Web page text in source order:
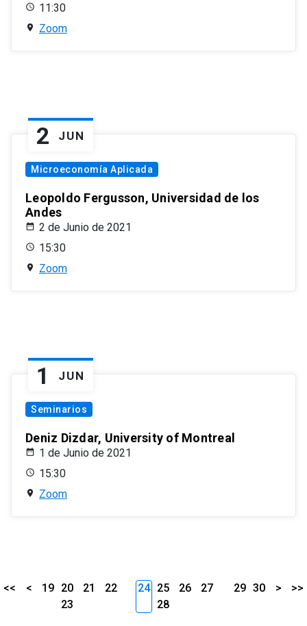
11:30
Zoom
2 JUN
Microeconomía Aplicada
Leopoldo Fergusson, Universidad de los
Andes
2 de Junio de 2021
15:30
Zoom
1 JUN
Seminarios
Deniz Dizdar, University of Montreal
1 de Junio de 2021
15:30
Zoom
<< < 19 20 21
22
23
24 25 26
27
28
29 30 > >>